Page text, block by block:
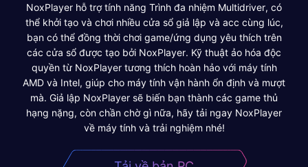
NoxPlayer hỗ trợ tính năng Trình đa nhiệm Multidriver, có
thể khởi tạo và chơi nhiều cửa sổ giả lập và acc cùng lúc,
bạn có thể đồng thời chơi game/ứng dụng yêu thích trên
các cửa sổ được tạo bởi NoxPlayer. Kỹ thuật ảo hóa độc
quyền từ NoxPlayer tương thích hoàn hảo với máy tính
AMD và Intel, giúp cho máy tính vận hành ổn định và mượt
mà. Giả lập NoxPlayer sẽ biến bạn thành các game thủ
hạng nặng, còn chần chờ gì nữa, hãy tải ngay NoxPlayer
về máy tính và trải nghiệm nhé!